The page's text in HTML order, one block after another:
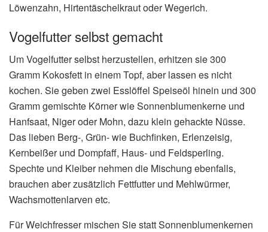
Löwenzahn, Hirtentäschelkraut oder Wegerich.
Vogelfutter selbst gemacht
Um Vogelfutter selbst herzustellen, erhitzen sie 300
Gramm Kokosfett in einem Topf, aber lassen es nicht
kochen. Sie geben zwei Esslöffel Speiseöl hinein und 300
Gramm gemischte Körner wie Sonnenblumenkerne und
Hanfsaat, Niger oder Mohn, dazu klein gehackte Nüsse.
Das lieben Berg-, Grün- wie Buchfinken, Erlenzeisig,
Kernbeißer und Dompfaff, Haus- und Feldsperling.
Spechte und Kleiber nehmen die Mischung ebenfalls,
brauchen aber zusätzlich Fettfutter und Mehlwürmer,
Wachsmottenlarven etc.
Für Weichfresser mischen Sie statt Sonnenblumenkernen